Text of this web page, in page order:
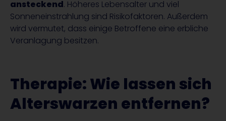
ansteckend. Höheres Lebensalter und viel
Sonneneinstrahlung sind Risikofaktoren. Außerdem
wird vermutet, dass einige Betroffene eine erbliche
Veranlagung besitzen.
Therapie: Wie lassen sich
Alterswarzen entfernen?